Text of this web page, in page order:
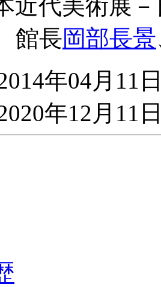
近代美術展
館長岡部長景
年04月11
年12月11